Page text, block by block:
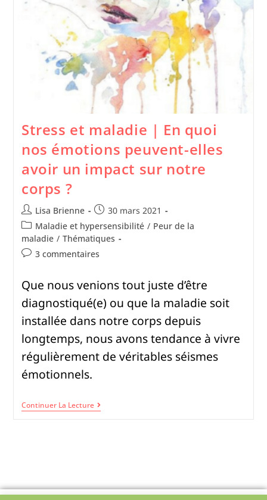
Stress et maladie | En quoi
nos émotions peuvent-elles
avoir un impact sur notre
corps ?
Lisa Brienne
30 mars 2021
Maladie et hypersensibilité / Peur de la
maladie / Thématiques
3 commentaires
Que nous venions tout juste d’être
diagnostiqué(e) ou que la maladie soit
installée dans notre corps depuis
longtemps, nous avons tendance à vivre
régulièrement de véritables séismes
émotionnels.
Continuer La Lecture